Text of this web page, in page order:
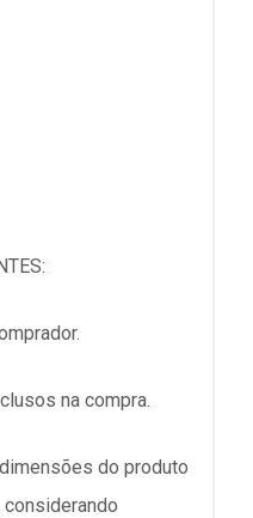
na compra.
do produto